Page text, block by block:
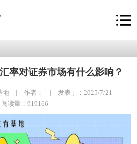
率对证券市场有什么影响？
地 | 作者： | 发表于：2025/7/21
阅读量：919166